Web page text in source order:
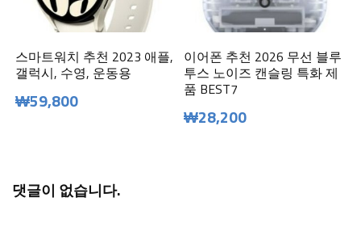
스마트워치 추천 2023 애플,
갤럭시, 수영, 운동용
₩59,800
이어폰 추천 2026 무선 블루
투스 노이즈 캔슬링 특화 제
품 BEST7
₩28,200
댓글이 없습니다.